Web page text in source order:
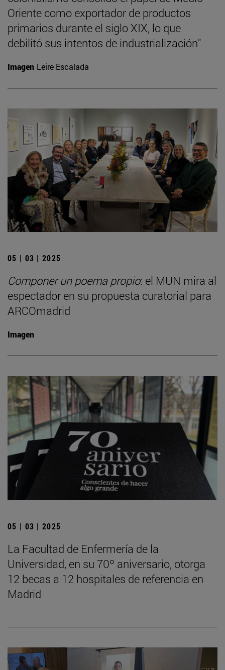
Oriente como exportador de productos
primarios durante el siglo XIX, lo que
debilitó sus intentos de industrialización"
Imagen Leire Escalada
05 | 03 | 2025
Componer un poema propio: el MUN mira al
espectador en su propuesta curatorial para
ARCOmadrid
Imagen
05 | 03 | 2025
La Facultad de Enfermería de la
Universidad, en su 70º aniversario, otorga
12 becas a 12 hospitales de referencia en
Madrid